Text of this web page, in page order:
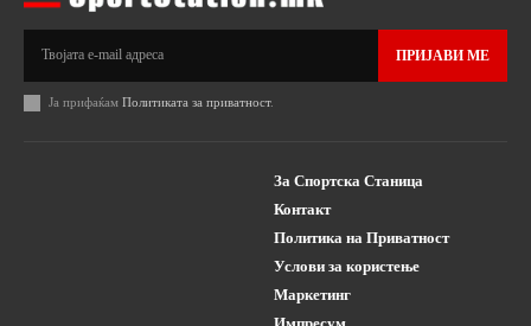
ПРИЈАВИ МЕ
Ја прифаќам Политиката за приватност.
За Спортска Станица
Контакт
Политика на Приватност
Услови за користење
Маркетинг